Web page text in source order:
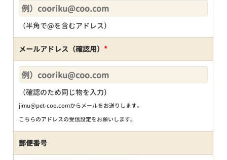
（半角で@を含むアドレス）
メールアドレス（確認用） *
（確認のため同じ物を入力）
jimu@pet-coo.comからメールをお送りします。
こちらのアドレスの受信設定をお願いします。
郵便番号